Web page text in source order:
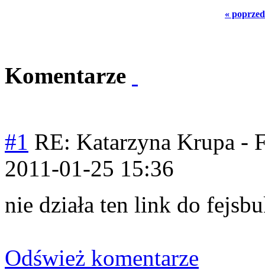
«
Komentarze
#1 RE: Katarzyna Krupa -
2011-01-25 15:36
nie działa ten link do
Odśwież komentarze